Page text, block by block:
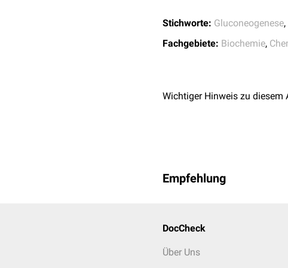
Stichworte: Gluconeogenese,
Fachgebiete: Biochemie,
Wichtiger Hinweis zu diesem
Empfehlung
DocCheck
Über Uns